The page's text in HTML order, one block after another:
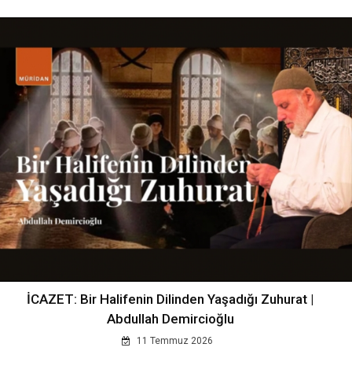
İCAZET: Bir Halifenin Dilinden Yaşadığı Zuhurat |
Abdullah Demircioğlu
11 Temmuz 2026